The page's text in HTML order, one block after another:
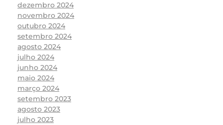
dezembro 2024
novembro 2024
outubro 2024
setembro 2024
agosto 2024
julho 2024
junho 2024
maio 2024
março 2024
setembro 2023
agosto 2023
julho 2023